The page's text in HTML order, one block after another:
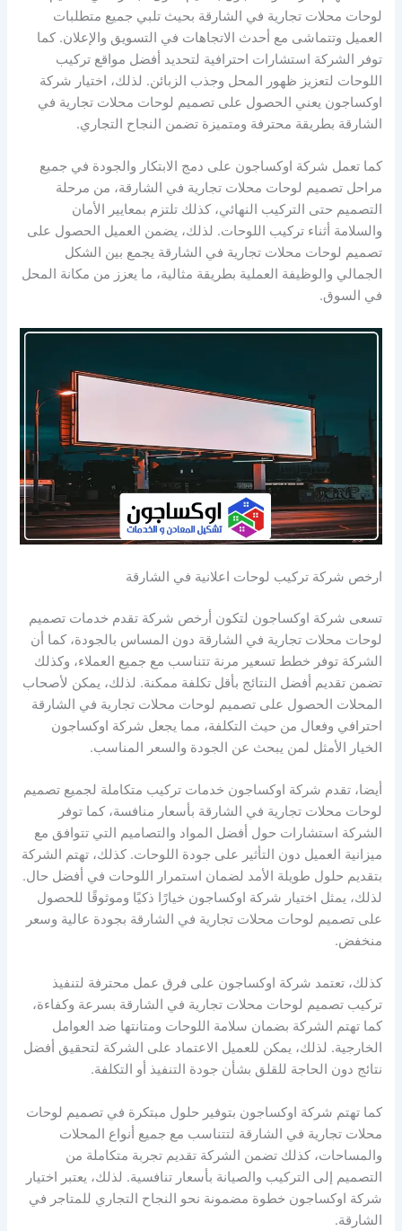
لوحات محلات تجارية في الشارقة بحيث تلبي جميع متطلبات
العميل وتتماشى مع أحدث الاتجاهات في التسويق والإعلان. كما
توفر الشركة استشارات احترافية لتحديد أفضل مواقع تركيب
اللوحات لتعزيز ظهور المحل وجذب الزبائن. لذلك، اختيار شركة
اوكساجون يعني الحصول على تصميم لوحات محلات تجارية في
الشارقة بطريقة محترفة ومتميزة تضمن النجاح التجاري.
كما تعمل شركة اوكساجون على دمج الابتكار والجودة في جميع
مراحل تصميم لوحات محلات تجارية في الشارقة، من مرحلة
التصميم حتى التركيب النهائي، كذلك تلتزم بمعايير الأمان
والسلامة أثناء تركيب اللوحات. لذلك، يضمن العميل الحصول على
تصميم لوحات محلات تجارية في الشارقة يجمع بين الشكل
الجمالي والوظيفة العملية بطريقة مثالية، ما يعزز من مكانة المحل
في السوق.
ارخص شركة تركيب لوحات اعلانية في الشارقة
تسعى شركة اوكساجون لتكون أرخص شركة تقدم خدمات تصميم
لوحات محلات تجارية في الشارقة دون المساس بالجودة، كما أن
الشركة توفر خطط تسعير مرنة تتناسب مع جميع العملاء، وكذلك
تضمن تقديم أفضل النتائج بأقل تكلفة ممكنة. لذلك، يمكن لأصحاب
المحلات الحصول على تصميم لوحات محلات تجارية في الشارقة
احترافي وفعال من حيث التكلفة، مما يجعل شركة اوكساجون
الخيار الأمثل لمن يبحث عن الجودة والسعر المناسب.
أيضا، تقدم شركة اوكساجون خدمات تركيب متكاملة لجميع تصميم
لوحات محلات تجارية في الشارقة بأسعار منافسة، كما توفر
الشركة استشارات حول أفضل المواد والتصاميم التي تتوافق مع
ميزانية العميل دون التأثير على جودة اللوحات. كذلك، تهتم الشركة
بتقديم حلول طويلة الأمد لضمان استمرار اللوحات في أفضل حال.
لذلك، يمثل اختيار شركة اوكساجون خيارًا ذكيًا وموثوقًا للحصول
على تصميم لوحات محلات تجارية في الشارقة بجودة عالية وسعر
منخفض.
كذلك، تعتمد شركة اوكساجون على فرق عمل محترفة لتنفيذ
تركيب تصميم لوحات محلات تجارية في الشارقة بسرعة وكفاءة،
كما تهتم الشركة بضمان سلامة اللوحات ومتانتها ضد العوامل
الخارجية. لذلك، يمكن للعميل الاعتماد على الشركة لتحقيق أفضل
نتائج دون الحاجة للقلق بشأن جودة التنفيذ أو التكلفة.
كما تهتم شركة اوكساجون بتوفير حلول مبتكرة في تصميم لوحات
محلات تجارية في الشارقة لتتناسب مع جميع أنواع المحلات
والمساحات، كذلك تضمن الشركة تقديم تجربة متكاملة من
التصميم إلى التركيب والصيانة بأسعار تنافسية. لذلك، يعتبر اختيار
شركة اوكساجون خطوة مضمونة نحو النجاح التجاري للمتاجر في
الشارقة.